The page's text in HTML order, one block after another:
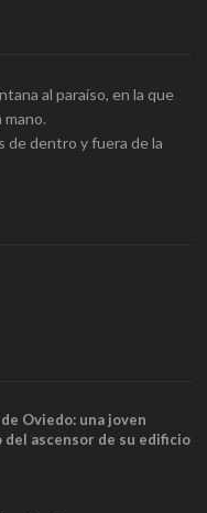
al paraíso, en la que
de dentro y fuera de la
Oviedo: una joven
ascensor de su edificio
últimos minutos